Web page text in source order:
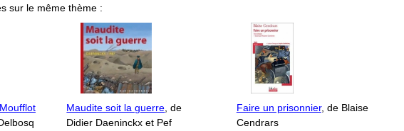
sur le même thème :
Maudite soit la guerre , de
Didier Daeninckx et Pef
Faire un prisonnier, de Blaise
Cendrars